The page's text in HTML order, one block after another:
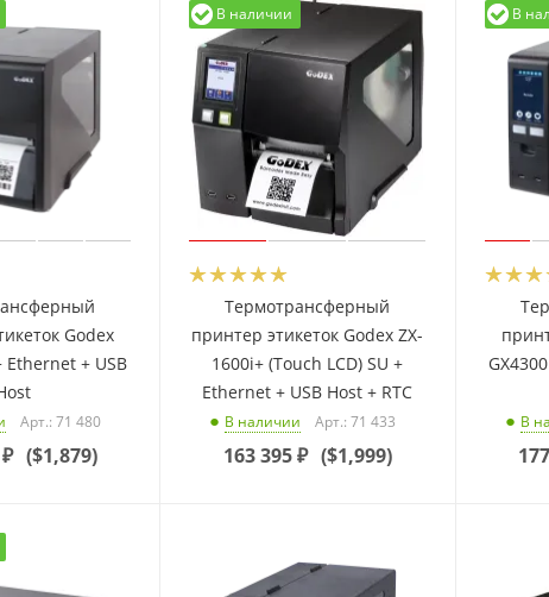
Godex
Ethernet + USB
Арт.: 71 480
($1,879)
В наличии
Термотрансферный
принтер этикеток Godex ZX-
1600i+ (Touch LCD) SU +
Ethernet + USB Host + RTC
В наличии Арт.: 71 433
163 395₽ ($1,999)
В
В